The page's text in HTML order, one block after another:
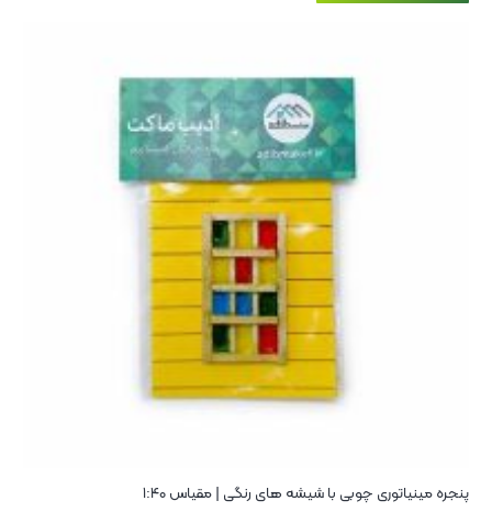
پنجره مینیاتوری چوبی با شیشه های رنگی | مقیاس ۱:۴۰